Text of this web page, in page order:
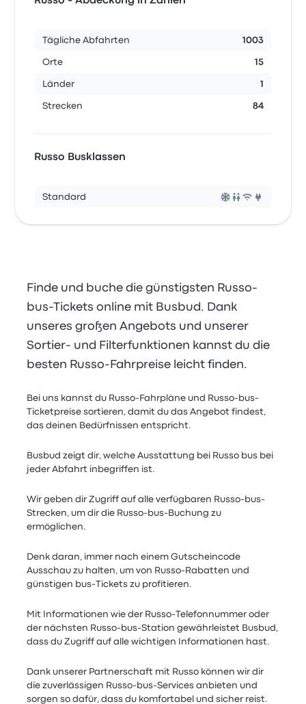
Tägliche Abfahrten 1003
Orte 15
Länder 1
Strecken 84
Russo Busklassen
Standard
Finde und buche die günstigsten Russo-
bus-Tickets online mit Busbud. Dank
unseres großen Angebots und unserer
Sortier- und Filterfunktionen kannst du die
besten Russo-Fahrpreise leicht finden.
Bei uns kannst du Russo-Fahrpläne und Russo-bus-
Ticketpreise sortieren, damit du das Angebot findest,
das deinen Bedürfnissen entspricht.
Busbud zeigt dir, welche Ausstattung bei Russo bus bei
jeder Abfahrt inbegriffen ist.
Wir geben dir Zugriff auf alle verfügbaren Russo-bus-
Strecken, um dir die Russo-bus-Buchung zu
ermöglichen.
Denk daran, immer nach einem Gutscheincode
Ausschau zu halten, um von Russo-Rabatten und
günstigen bus-Tickets zu profitieren.
Mit Informationen wie der Russo-Telefonnummer oder
der nächsten Russo-bus-Station gewährleistet Busbud,
dass du Zugriff auf alle wichtigen Informationen hast.
Dank unserer Partnerschaft mit Russo können wir dir
die zuverlässigen Russo-bus-Services anbieten und
sorgen so dafür, dass du komfortabel und sicher reist.